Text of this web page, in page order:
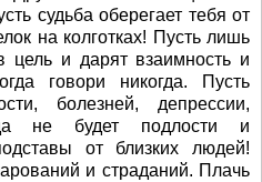
судьба оберегает тебя от
на колготках! Пусть лишь
и дарят взаимность и
говори никогда. Пусть
болезней, депрессии,
не будет подлости и
от близких людей!
и страданий. Плачь